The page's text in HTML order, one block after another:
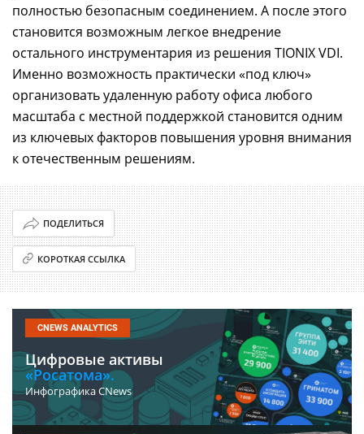
полностью безопасным соединением. А после этого
становится возможным легкое внедрение
остального инструментария из решения TIONIX VDI.
Именно возможность практически «под ключ»
организовать удаленную работу офиса любого
масштаба с местной поддержкой становится одним
из ключевых факторов повышения уровня внимания
к отечественным решениям.
ПОДЕЛИТЬСЯ
КОРОТКАЯ ССЫЛКА
CNEWS ANALYTICS
Цифровые активы
«Росатома».
Инфографика CNews